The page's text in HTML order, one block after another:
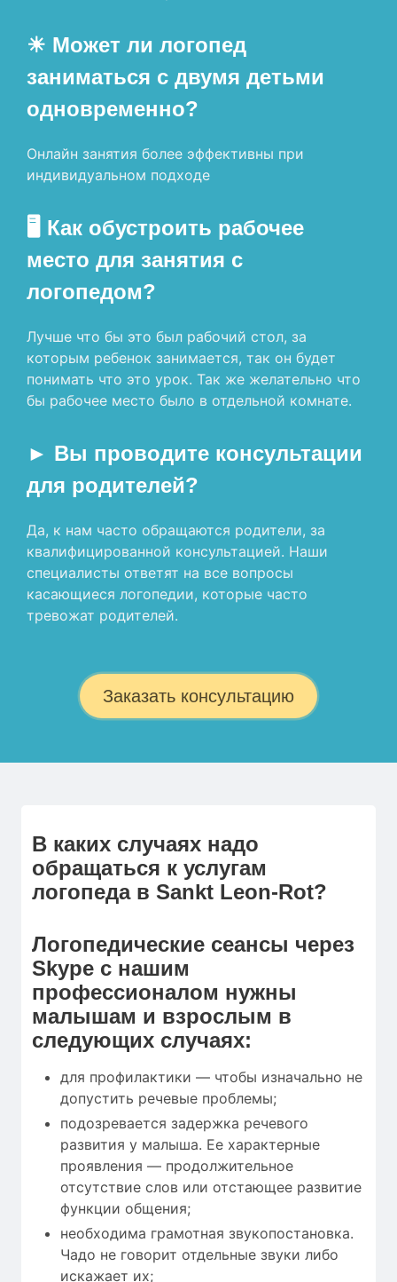
☀ Может ли логопед
заниматься с двумя детьми
одновременно?
Онлайн занятия более эффективны при
индивидуальном подходе
🖥 Как обустроить рабочее
место для занятия с
логопедом?
Лучше что бы это был рабочий стол, за
которым ребенок занимается, так он будет
понимать что это урок. Так же желательно что
бы рабочее место было в отдельной комнате.
► Вы проводите консультации
для родителей?
Да, к нам часто обращаются родители, за
квалифицированной консультацией. Наши
специалисты ответят на все вопросы
касающиеся логопедии, которые часто
тревожат родителей.
Заказать консультацию
В каких случаях надо
обращаться к услугам
логопеда в Sankt Leon-Rot?
Логопедические сеансы через
Skype с нашим
профессионалом нужны
малышам и взрослым в
следующих случаях:
для профилактики — чтобы изначально не
допустить речевые проблемы;
подозревается задержка речевого
развития у малыша. Ее характерные
проявления — продолжительное
отсутствие слов или отстающее развитие
функции общения;
необходима грамотная звукопостановка.
Чадо не говорит отдельные звуки либо
искажает их;